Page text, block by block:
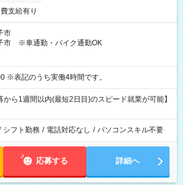
支給有り
市
市 ※車通勤・バイク通勤OK
10:00～14:00 ※表記のうち実働4時間です。
から1週間以内(最短2日目)のスピード就業が可能】
シフト勤務 / 電話対応なし / パソコンスキル不要
応募する 詳細へ